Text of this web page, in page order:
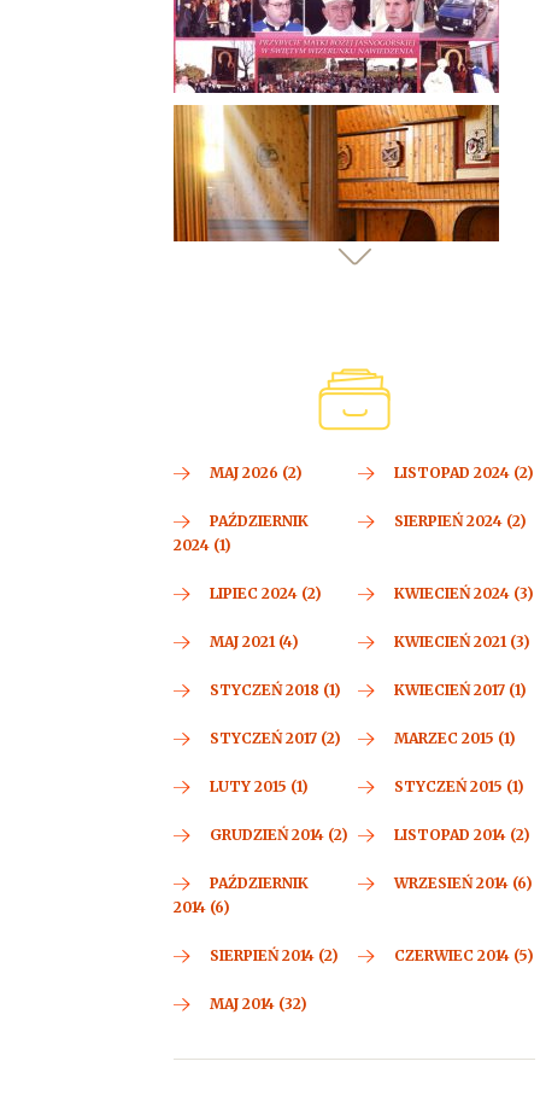
MAJ 2026 (2) LISTOPAD 2024 (2)
PAŹDZIERNIK
2024 (1)
SIERPIEŃ 2024 (2)
LIPIEC 2024 (2) KWIECIEŃ 2024 (3)
MAJ 2021 (4) KWIECIEŃ 2021 (3)
STYCZEŃ 2018 (1) KWIECIEŃ 2017 (1)
STYCZEŃ 2017 (2) MARZEC 2015 (1)
LUTY 2015 (1) STYCZEŃ 2015 (1)
GRUDZIEŃ 2014 (2) LISTOPAD 2014 (2)
PAŹDZIERNIK
2014 (6)
WRZESIEŃ 2014 (6)
SIERPIEŃ 2014 (2) CZERWIEC 2014 (5)
MAJ 2014 (32)